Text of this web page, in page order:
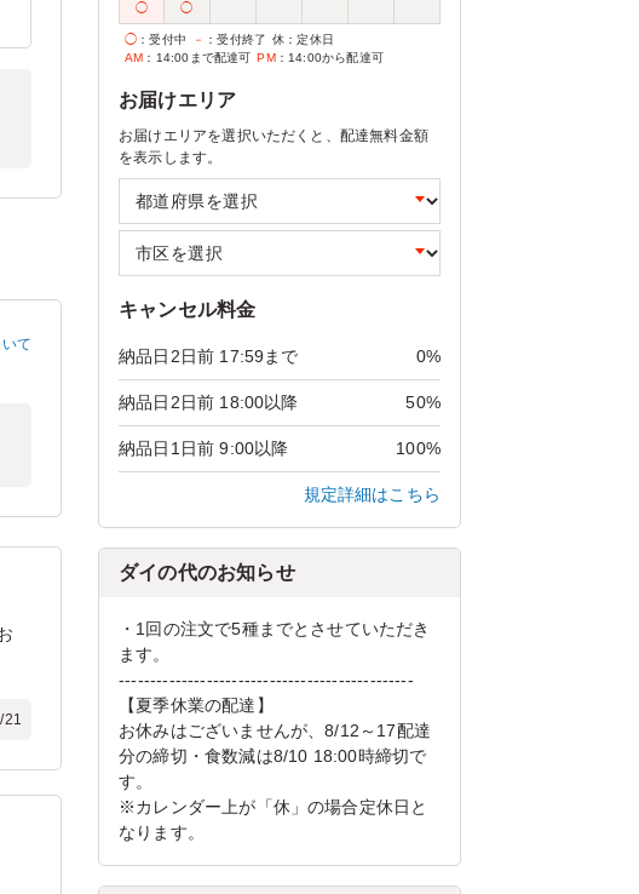
て
21
◯
◯
◯ ：受付中 － ：受付終了 休 ：定休日
AM ：14:00まで配達可 PM：14:00から配達可
お届けエリア
お届けエリアを選択いただくと、配達無料金額
を表示します。
キャンセル料金
納品日2日前 17:59まで 0%
納品日2日前 18:00以降 50%
納品日1日前 9:00以降 100%
規定詳細はこちら
ダイの代のお知らせ
・1回の注文で5種までとさせていただき
ます。
-----------------------------------------------
【夏季休業の配達】
お休みはございませんが、8/12～17配達
分の締切・食数減は8/10 18:00時締切で
す。
※カレンダー上が「休」の場合定休日と
なります。